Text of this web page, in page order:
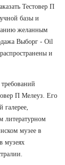
Тестовер П
базы и
желанным
Выборг - Oil
и
П Мелеуз. Его
галерее,
литературном
музее в
музеях